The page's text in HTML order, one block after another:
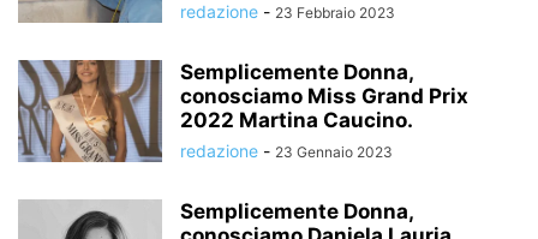
redazione - 23 Febbraio 2023
Semplicemente Donna,
conosciamo Miss Grand Prix
2022 Martina Caucino.
redazione - 23 Gennaio 2023
Semplicemente Donna,